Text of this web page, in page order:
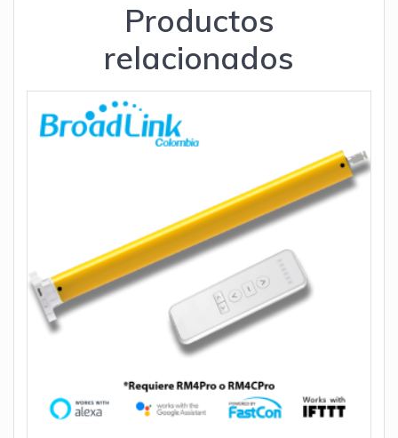
Productos
relacionados